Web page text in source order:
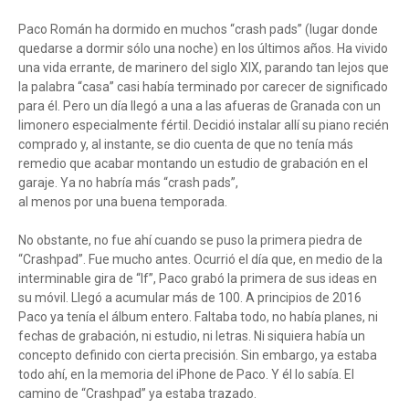
Paco Román ha dormido en muchos “crash pads” (lugar donde
quedarse a dormir sólo una noche) en los últimos años. Ha vivido
una vida errante, de marinero del siglo XIX, parando tan lejos que
la palabra “casa” casi había terminado por carecer de significado
para él. Pero un día llegó a una a las afueras de Granada con un
limonero especialmente fértil. Decidió instalar allí su piano recién
comprado y, al instante, se dio cuenta de que no tenía más
remedio que acabar montando un estudio de grabación en el
garaje. Ya no habría más “crash pads”,
al menos por una buena temporada.
No obstante, no fue ahí cuando se puso la primera piedra de
“Crashpad”. Fue mucho antes. Ocurrió el día que, en medio de la
interminable gira de “If”, Paco grabó la primera de sus ideas en
su móvil. Llegó a acumular más de 100. A principios de 2016
Paco ya tenía el álbum entero. Faltaba todo, no había planes, ni
fechas de grabación, ni estudio, ni letras. Ni siquiera había un
concepto definido con cierta precisión. Sin embargo, ya estaba
todo ahí, en la memoria del iPhone de Paco. Y él lo sabía. El
camino de “Crashpad” ya estaba trazado.